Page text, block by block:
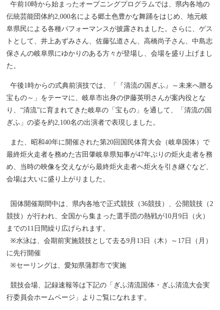
午前10時から始まったオープニングプログラムでは、県内各地の
伝統芸能団体約2,000名による郷土色豊かな舞踊をはじめ、地元岐
阜県民による各種パフォーマンスが披露されました。さらに、ゲス
トとして、井上あずみさん、佐藤弘道さん、高橋尚子さん、中島志
保さんの岐阜県にゆかりのある方々が登場し、会場を盛り上げまし
た。
午後1時からの式典前演技では、「『清流の国ぎふ』～未来へ贈る
宝もの～」をテーマに、岐阜市出身の伊藤英明さんが案内役とな
り、“清流”に育まれてきた岐阜の「宝もの」を通して、「清流の国
ぎふ」の姿を約2,100名の出演者で表現しました。
また、昭和40年に開催された第20回国民体育大会（岐阜国体）で
最終炬火走者を務めた古田肇岐阜県知事が47年ぶりの炬火走者を務
め、当時の映像を交えながら最終炬火走者へ炬火を引き継ぐなど、
会場は大いに盛り上がりました。
国体開催期間中は、県内各地で正式競技（36競技）、公開競技（2
競技）が行われ、全国から集まった選手団の熱戦が10月9日（火）
までの11日間繰り広げられます。
※水泳は、会期前実施競技として去る9月13日（木）～17日（月）
に先行開催
※セーリングは、愛知県蒲郡市で実施
競技会場、記録速報等は下記の「ぎふ清流国体・ぎふ清流大会実
行委員会ホームページ」よりご覧になれます。